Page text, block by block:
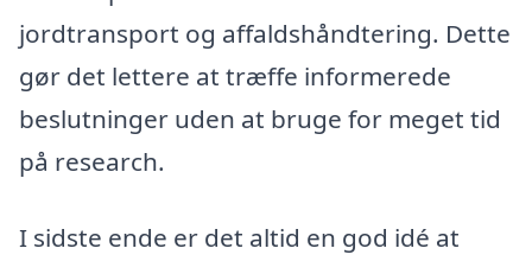
jordtransport og affaldshåndtering. Dette
gør det lettere at træffe informerede
beslutninger uden at bruge for meget tid
på research.
I sidste ende er det altid en god idé at